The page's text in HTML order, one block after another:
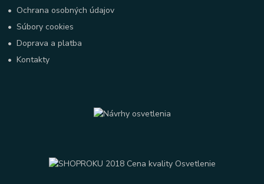
• Ochrana osobných údajov
•Súbory cookies
•Doprava a platba
•Kontakty